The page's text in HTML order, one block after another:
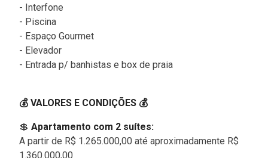
- Interfone
- Piscina
- Espaço Gourmet
- Elevador
- Entrada p/ banhistas e box de praia
💰 VALORES E CONDIÇÕES 💰
💲 Apartamento com 2 suítes:
A partir de R$ 1.265.000,00 até aproximadamente R$
1.360.000,00